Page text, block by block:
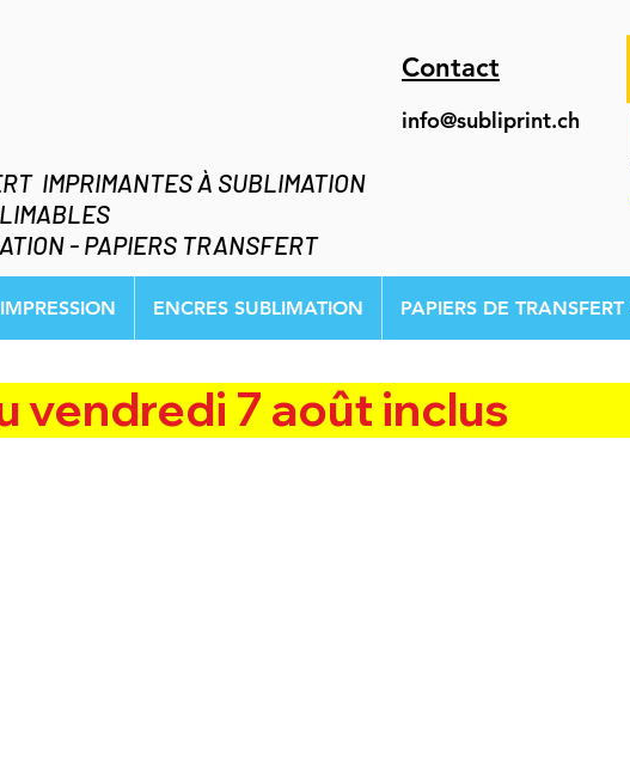
Contact
info@subliprint.ch
ENCRES SUBLIMATION PAPIERS DE
IMPRIMANTES À SUBLIMATION
- PAPIERS TRANSFERT
au vendredi 7 août